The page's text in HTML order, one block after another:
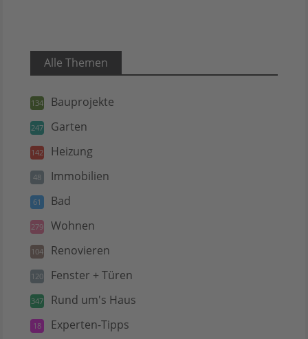
Alle Themen
134 Bauprojekte
247 Garten
142 Heizung
48 Immobilien
61 Bad
279 Wohnen
104 Renovieren
120 Fenster + Türen
347 Rund um's Haus
18 Experten-Tipps